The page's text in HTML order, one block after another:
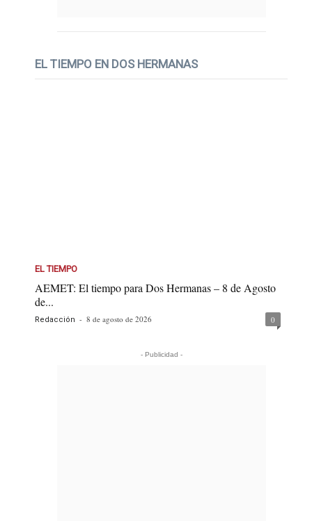
EL TIEMPO EN DOS HERMANAS
EL TIEMPO
AEMET: El tiempo para Dos Hermanas – 8 de Agosto
de...
Redacción - 8 de agosto de 2026 0
- Publicidad -